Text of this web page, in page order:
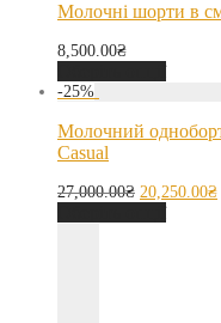
Молочні шорти в
8,500.00₴
-25%
Молочний
Casual
27,000.00₴ 20,250.00₴